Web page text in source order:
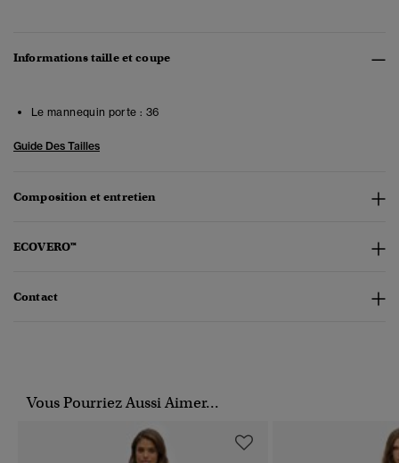
Informations taille et coupe
Le mannequin porte : 36
Guide Des Tailles
Composition et entretien
ECOVERO™
Contact
Vous Pourriez Aussi Aimer...